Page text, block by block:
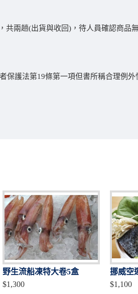
兩趟(出貨與收回)，待人員確認商品
護法第19條第一項但書所稱合理例外
野生流船凍特大卷5盒
$1,300
$1,100